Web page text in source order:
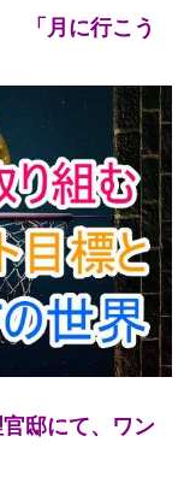
「 月に行こう
邸にて、ワン